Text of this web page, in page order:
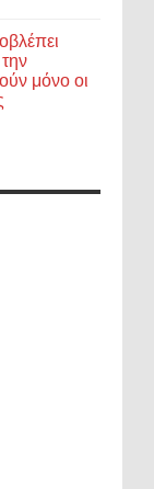
μόνο οι